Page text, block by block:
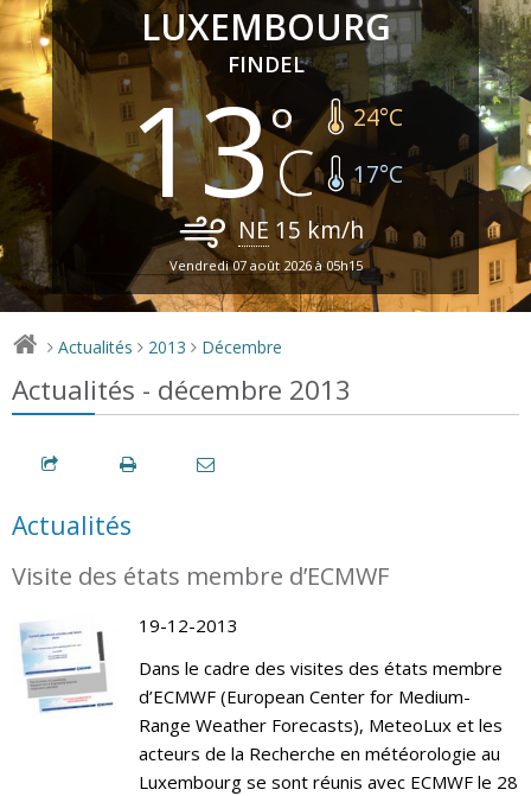
LUXEMBOURG
FINDEL
13 24°C
17°C
NE 15 km/h
Vendredi 07 août 2026 à 05h15
> Actualités > 2013 > Décembre
Actualités - décembre 2013
Actualités
Visite des états membre d’ECMWF
19-12-2013
Dans le cadre des visites des états membre
d’ECMWF (European Center for Medium-
Range Weather Forecasts), MeteoLux et les
acteurs de la Recherche en météorologie au
Luxembourg se sont réunis avec ECMWF le 28